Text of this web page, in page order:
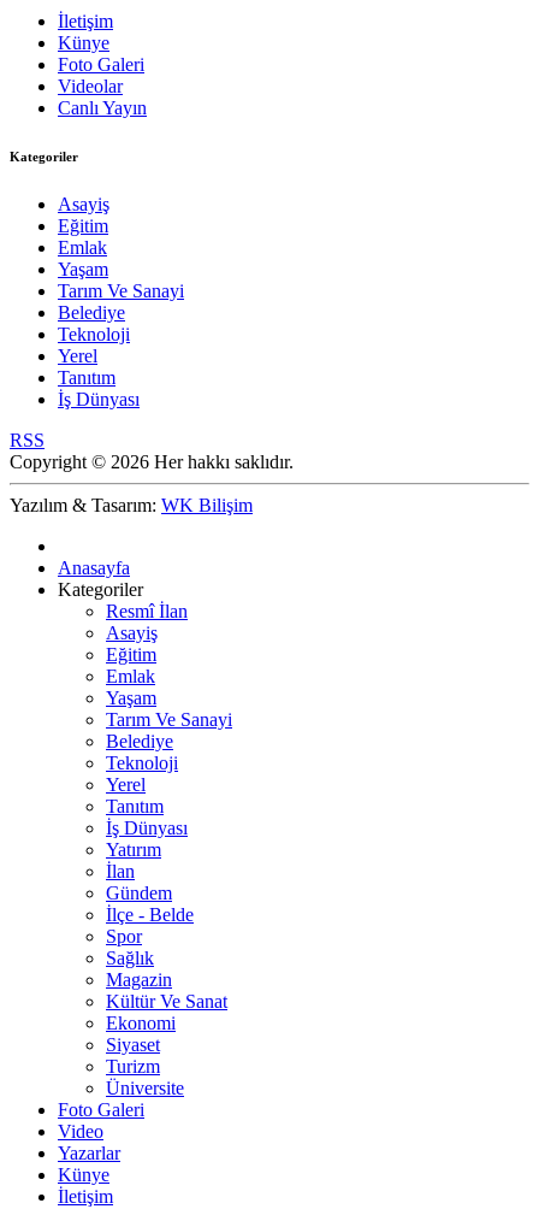
İletişim
Künye
Foto Galeri
Videolar
Canlı Yayın
Kategoriler
Asayiş
Eğitim
Emlak
Yaşam
Tarım Ve Sanayi
Belediye
Teknoloji
Yerel
Tanıtım
İş Dünyası
RSS
Copyright © 2026 Her hakkı saklıdır.
Yazılım & Tasarım: WK Bilişim
Anasayfa
Kategoriler
Resmî İlan
Asayiş
Eğitim
Emlak
Yaşam
Tarım Ve Sanayi
Belediye
Teknoloji
Yerel
Tanıtım
İş Dünyası
Yatırım
İlan
Gündem
İlçe - Belde
Spor
Sağlık
Magazin
Kültür Ve Sanat
Ekonomi
Siyaset
Turizm
Üniversite
Foto Galeri
Video
Yazarlar
Künye
İletişim